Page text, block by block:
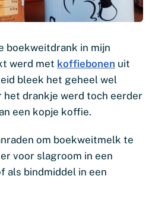
boekweitdrank in mijn
werd met koffiebonen uit
bleek het geheel wel
het drankje werd toch eerder
een kopje koffie.
om boekweitmelk te
voor slagroom in een
als bindmiddel in een